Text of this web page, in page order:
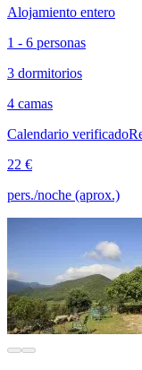
Alojamiento entero
1 - 6 personas
3 dormitorios
4 camas
Calendario verificado
22 €
pers./noche (aprox.)